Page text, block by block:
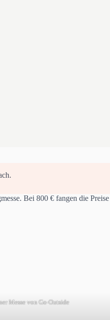
Bei 800 € fangen die Preise
Messe von Go-Outside